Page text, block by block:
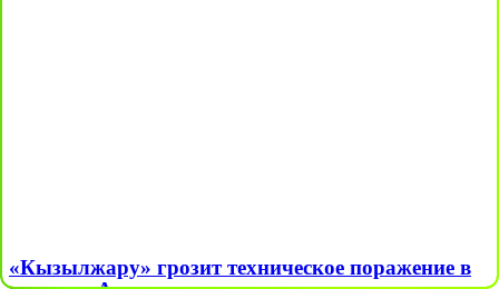
«Кызылжару» грозит техническое поражение в